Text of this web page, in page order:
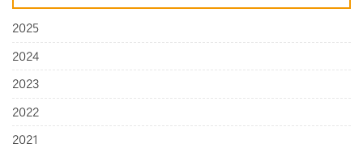
2025
2024
2023
2022
2021